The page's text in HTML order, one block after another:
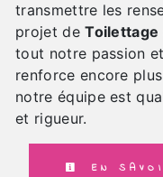
transmettre les
projet deToilettage
tout notre passion
renforce encore
notre équipe est
et rigueur.
EN